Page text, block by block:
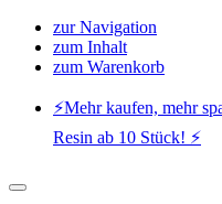
zur Navigation
zum Inhalt
zum Warenkorb
⚡️Mehr kaufen, mehr
Resin ab 10 Stück! ⚡️